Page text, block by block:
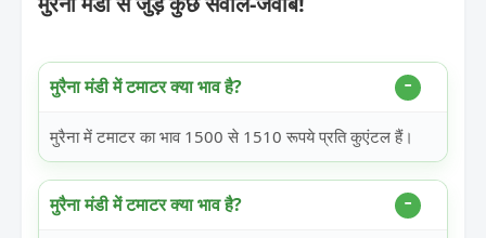
मुरैना मंडी में टमाटर क्या भाव है?
मुरैना में टमाटर का भाव 1500 से 1510 रूपये प्रति कुएंटल हैं।
मुरैना मंडी में टमाटर क्या भाव है?